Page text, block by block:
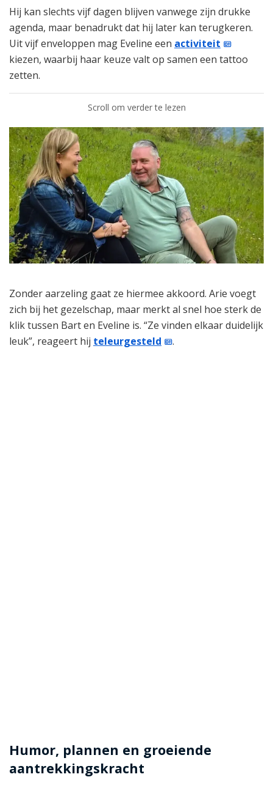
Hij kan slechts vijf dagen blijven vanwege zijn drukke
agenda, maar benadrukt dat hij later kan terugkeren.
Uit vijf enveloppen mag Eveline een activiteit
kiezen, waarbij haar keuze valt op samen een tattoo
zetten.
Scroll om verder te lezen
Zonder aarzeling gaat ze hiermee akkoord. Arie voegt
zich bij het gezelschap, maar merkt al snel hoe sterk de
klik tussen Bart en Eveline is. “Ze vinden elkaar duidelijk
leuk”, reageert hij teleurgesteld .
Humor, plannen en groeiende
aantrekkingskracht